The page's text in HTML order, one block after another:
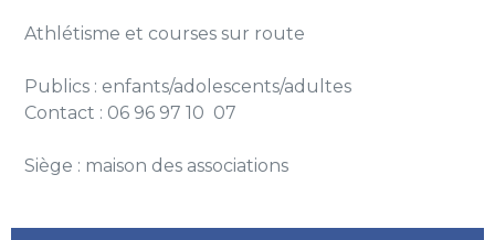
Athlétisme et courses sur route
Publics : enfants/adolescents/adultes
Contact : 06 96 97 10 07
Siège : maison des associations